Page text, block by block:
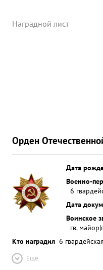
Наградной лист
Орден
Дата
Военно-
6
Дата
Воинское
гв.
Кто наградил 6
Ещё